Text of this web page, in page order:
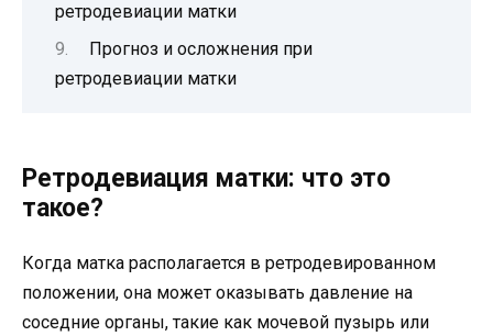
ретродевиации матки
Прогноз и осложнения при
ретродевиации матки
Ретродевиация матки: что это
такое?
Когда матка располагается в ретродевированном
положении, она может оказывать давление на
соседние органы, такие как мочевой пузырь или